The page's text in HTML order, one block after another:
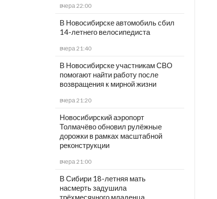
вчера 22:00
В Новосибирске автомобиль сбил
14-летнего велосипедиста
вчера 21:40
В Новосибирске участникам СВО
помогают найти работу после
возвращения к мирной жизни
вчера 21:20
Новосибирский аэропорт
Толмачёво обновил рулёжные
дорожки в рамках масштабной
реконструкции
вчера 21:00
В Сибири 18-летняя мать
насмерть задушила